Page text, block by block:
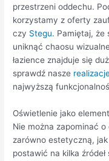
przestrzeni oddechu.
korzystamy z oferty
czy Stegu. Pamiętaj, że
uniknąć chaosu
łazience znajduje się
sprawdź nasze
najwyższą
Oświetlenie jako
Nie można zapominać
zarówno estetyczną,
postawić na kilka źródeł